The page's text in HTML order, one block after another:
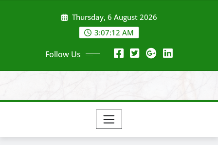
Thursday, 6 August 2026
3:07:14 AM
Follow Us